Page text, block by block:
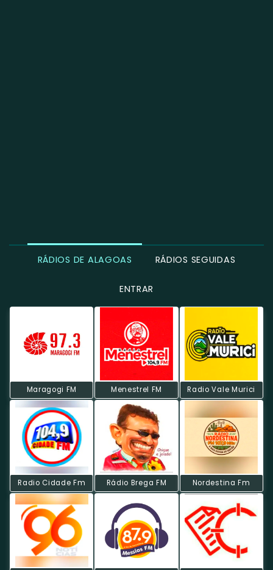
RÁDIOS DE ALAGOAS RÁDIOS SEGUIDAS
ENTRAR
Maragogi FM Menestrel FM Radio Vale Murici
Radio Cidade Fm Rádio Brega FM Nordestina Fm